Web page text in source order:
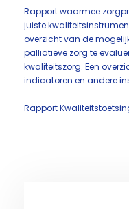
Rapport waarmee
juiste
overzicht van de
palliatieve zorg te
kwaliteitszorg. Een
indicatoren en andere
Rapport